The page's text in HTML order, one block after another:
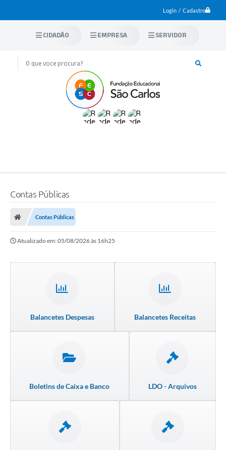
Login / Cadastro
CIDADÃO EMPRESA SERVIDOR
Contas Públicas
Contas Públicas
Atualizado em: 05/08/2026 às 16h25
Balancetes Despesas Balancetes Receitas
Boletins de Caixa e Banco LDO - Arquivos